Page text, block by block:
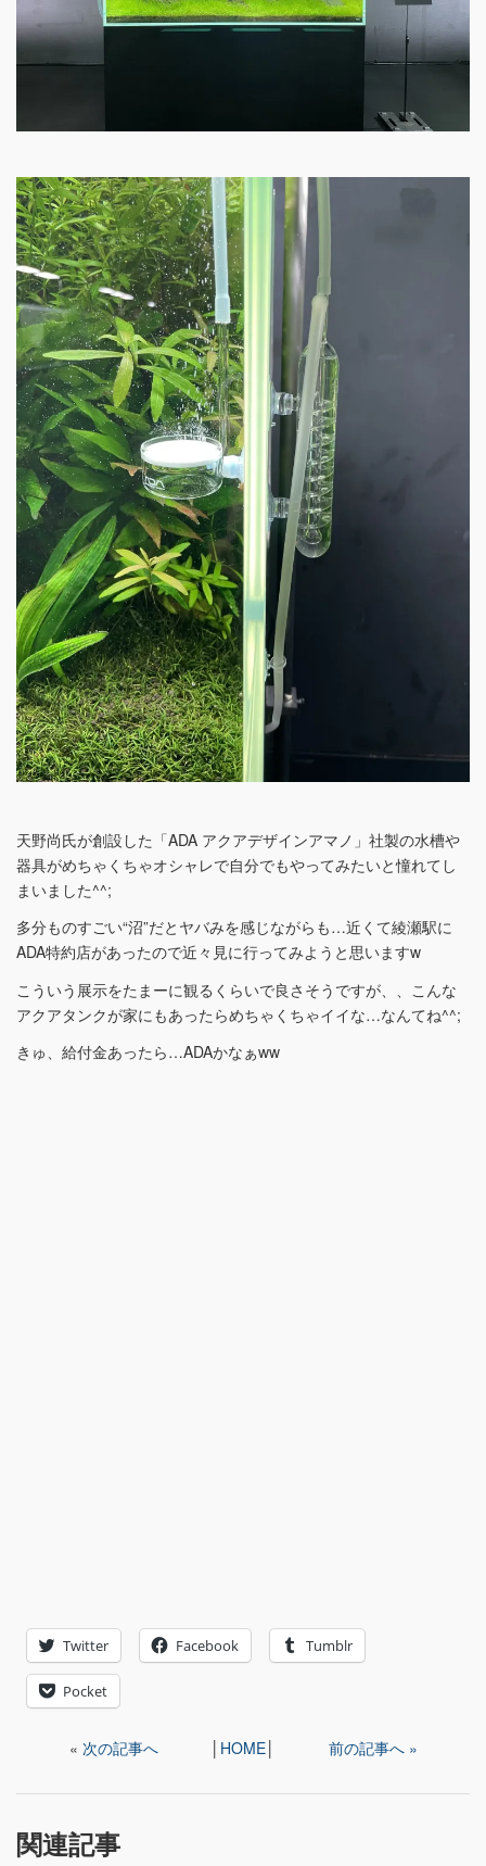
天野尚氏が創設した「ADA アクアデザインアマノ」社製の水槽や
器具がめちゃくちゃオシャレで自分でもやってみたいと憧れてし
まいました^^;
多分ものすごい“沼”だとヤバみを感じながらも…近くて綾瀬駅に
ADA特約店があったので近々見に行ってみようと思いますw
こういう展示をたまーに観るくらいで良さそうですが、、こんな
アクアタンクが家にもあったらめちゃくちゃイイな…なんてね^^;
きゅ、給付金あったら…ADAかなぁww
Twitter Facebook Tumblr
Pocket
« 次の記事へ │ HOME│ 前の記事へ »
関連記事